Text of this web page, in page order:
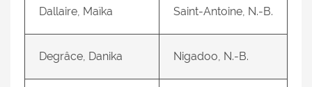
Dallaire, Maïka Saint-Antoine, N.-B.
Degrâce, Danika Nigadoo, N.-B.